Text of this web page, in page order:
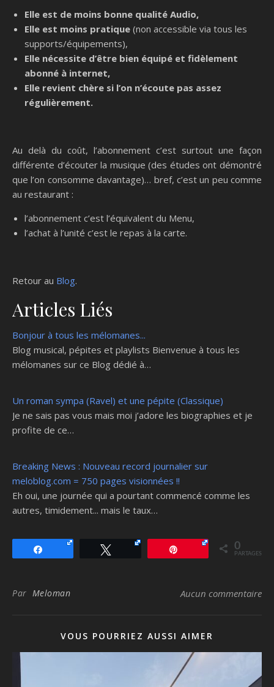
Elle est de moins bonne qualité Audio,
Elle est moins pratique (non accessible via tous les
supports/équipements),
Elle nécessite d’être bien équipé et fidèlement
abonné à internet,
Elle revient chère si l’on n’écoute pas assez
régulièrement.
Au delà du coût, l’abonnement c’est surtout une façon
différente d’écouter la musique (des études ont démontré
que l’on consomme davantage)… bref, c’est un peu comme
au restaurant :
l’abonnement c’est l’équivalent du Menu,
l’achat à l’unité c’est le repas à la carte.
Retour au Blog.
Articles Liés
Bonjour à tous les mélomanes...
Blog musical, pépites et playlists Bienvenue à tous les
mélomanes sur ce Blog dédié à…
Un roman sympa (Ravel) et une pépite (Classique)
Je ne sais pas vous mais moi j’adore les biographies et je
profite de ce…
Breaking News : Nouveau record journalier sur
meloblog.com = 750 pages visionnées !!
Eh oui, une journée qui a pourtant commencé comme les
autres, timidement... mais le taux…
0
PARTAGES
Par Meloman Aucun commentaire
VOUS POURRIEZ AUSSI AIMER